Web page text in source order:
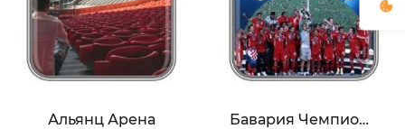
Альянц Арена
Бавария Чемпионы